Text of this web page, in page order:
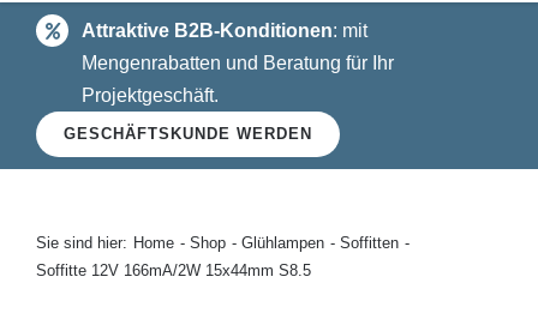
LED
Halogen
Glühlampen
Kontakt
Attraktive B2B-Konditionen: mit
Mengenrabatten und Beratung für Ihr
Projektgeschäft.
GESCHÄFTSKUNDE WERDEN
Sie sind hier: Home Shop Glühlampen
Soffitten
Soffitte 12V 166mA/2W 15x44mm S8.5